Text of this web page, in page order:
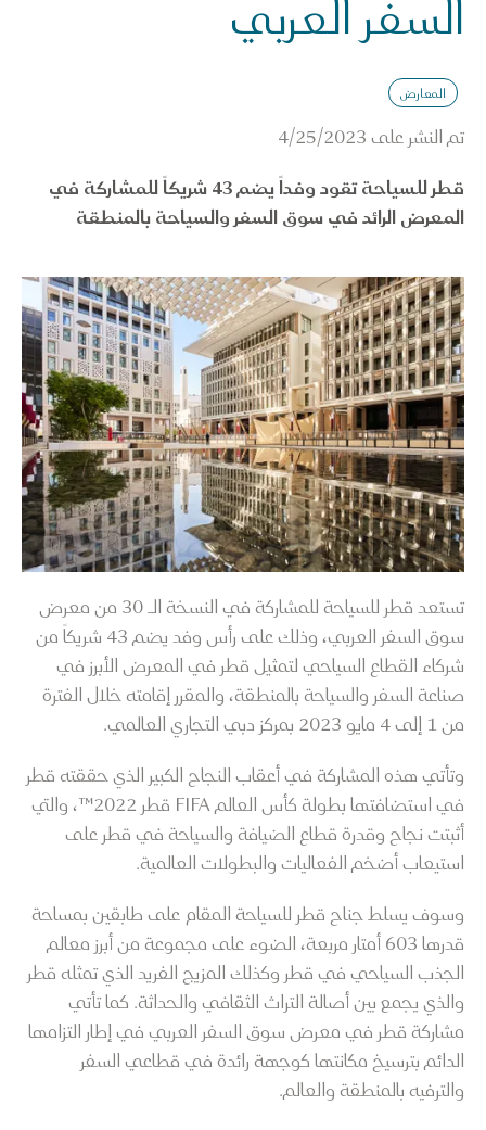
السفر العربي
المعارض
تم النشر على 4/25/2023
قطر للسياحة تقود وفداً يضم 43 شريكاً للمشاركة في
المعرض الرائد في سوق السفر والسياحة بالمنطقة
تستعد قطر للسياحة للمشاركة في النسخة الـ 30 من معرض
سوق السفر العربي، وذلك على رأس وفد يضم 43 شريكاً من
شركاء القطاع السياحي لتمثيل قطر في المعرض الأبرز في
صناعة السفر والسياحة بالمنطقة، والمقرر إقامته خلال الفترة
من 1 إلى 4 مايو 2023 بمركز دبي التجاري العالمي.
وتأتي هذه المشاركة في أعقاب النجاح الكبير الذي حققته قطر
في استضافتها بطولة كأس العالم FIFA قطر 2022™، والتي
أثبتت نجاح وقدرة قطاع الضيافة والسياحة في قطر على
استيعاب أضخم الفعاليات والبطولات العالمية.
وسوف يسلط جناح قطر للسياحة المقام على طابقين بمساحة
قدرها 603 أمتار مربعة، الضوء على مجموعة من أبرز معالم
الجذب السياحي في قطر وكذلك المزيج الفريد الذي تمثله قطر
والذي يجمع بين أصالة التراث الثقافي والحداثة. كما تأتي
مشاركة قطر في معرض سوق السفر العربي في إطار التزامها
الدائم بترسيخ مكانتها كوجهة رائدة في قطاعي السفر
والترفيه بالمنطقة والعالم.